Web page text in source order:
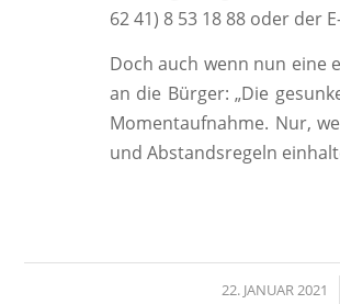
62 41) 8 53 18 88 oder der
Doch auch wenn nun eine
an die Bürger: „Die
Momentaufnahme. Nur,
und Abstandsregeln
22. JANUAR 2021
/